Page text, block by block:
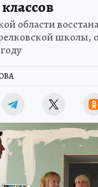
области
школы,